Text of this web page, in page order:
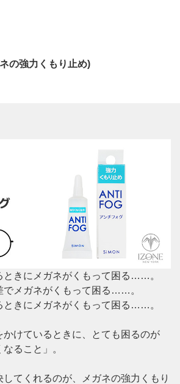
の強力くもり止め)
ときにメガネがくもって困る……。
でメガネがくもって困る……。
ときにメガネがくもって困る……。
かけているときに、とても困るのが
ること」。
てくれるのが、メガネの強力くもり